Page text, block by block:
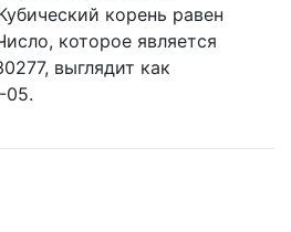
корень равен
которое является
выглядит как
05.